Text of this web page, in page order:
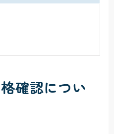
確認につい